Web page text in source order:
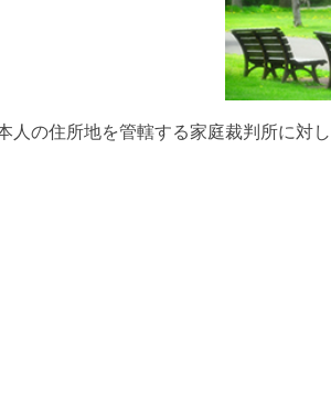
の住所地を管轄する家庭裁判所に対